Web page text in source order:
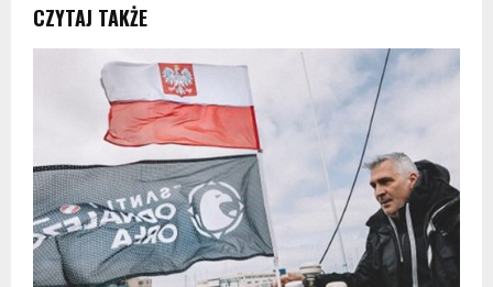
CZYTAJ TAKŻE